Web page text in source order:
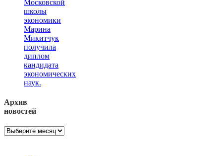
Московской
школы
экономики
Марина
Микитчук
получила
диплом
кандидата
экономических
наук.
Архив
новостей
Архив